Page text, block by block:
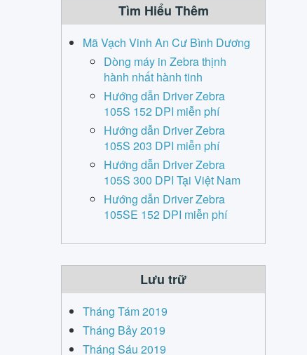
Tìm Hiểu Thêm
Mã Vạch Vinh An Cư Bình Dương
Dòng máy in Zebra thịnh
hành nhất hành tinh
Hướng dẫn Driver Zebra
105S 152 DPI miễn phí
Hướng dẫn Driver Zebra
105S 203 DPI miễn phí
Hướng dẫn Driver Zebra
105S 300 DPI Tại Việt Nam
Hướng dẫn Driver Zebra
105SE 152 DPI miễn phí
Lưu trữ
Tháng Tám 2019
Tháng Bảy 2019
Tháng Sáu 2019